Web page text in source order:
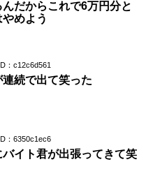
だからこれで6万円分と
めよう
：c12c6d561
続で出て笑った
：6350c1ec6
イト君が出張ってきて笑